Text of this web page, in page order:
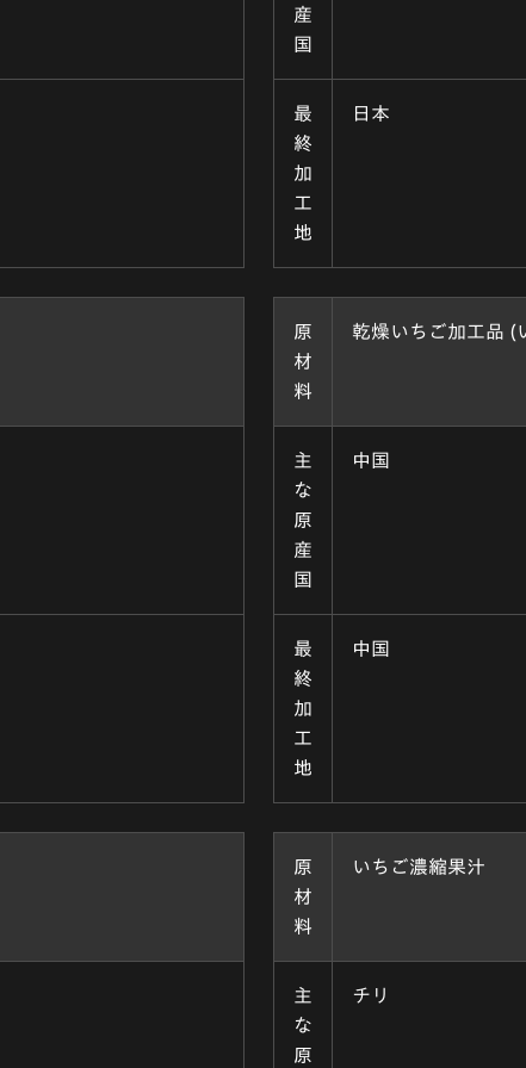
産
国
最
終
加
工
地
日本
原
材
料
乾燥いちご加工品 (
主
な
原
産
国
中国
最
終
加
工
地
中国
原
材
料
いちご濃縮果汁
主
な
原
チリ